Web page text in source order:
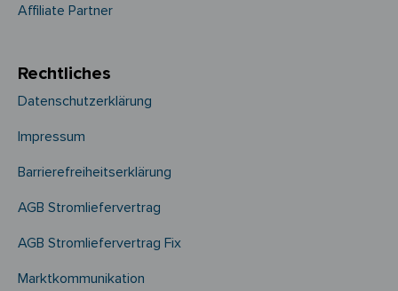
Affiliate Partner
Rechtliches
Datenschutzerklärung
Impressum
Barrierefreiheitserklärung
AGB Stromliefervertrag
AGB Stromliefervertrag Fix
Marktkommunikation